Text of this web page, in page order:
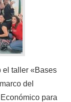
el taller «Bases
del
para